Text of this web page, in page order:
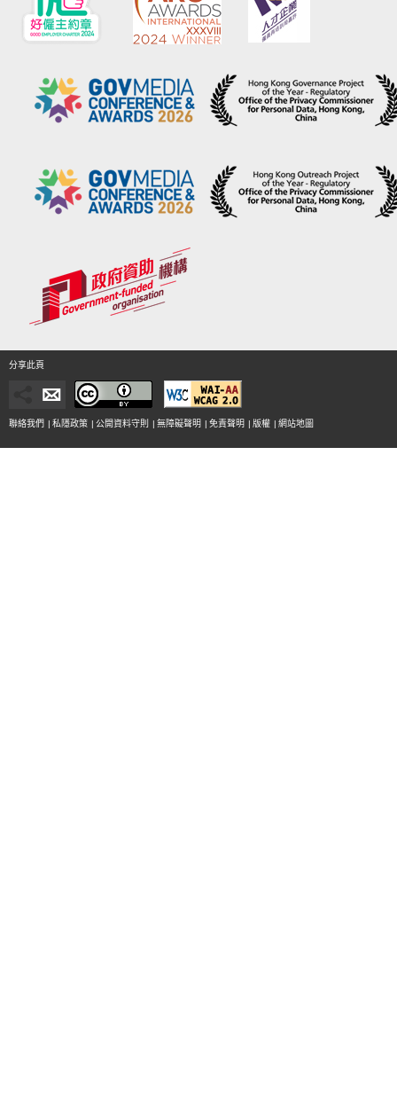
分享此頁
聯絡我們 | 私隱政策 | 公開資料守則 | 無障礙聲明 | 免責聲明 | 版權 | 網站地圖